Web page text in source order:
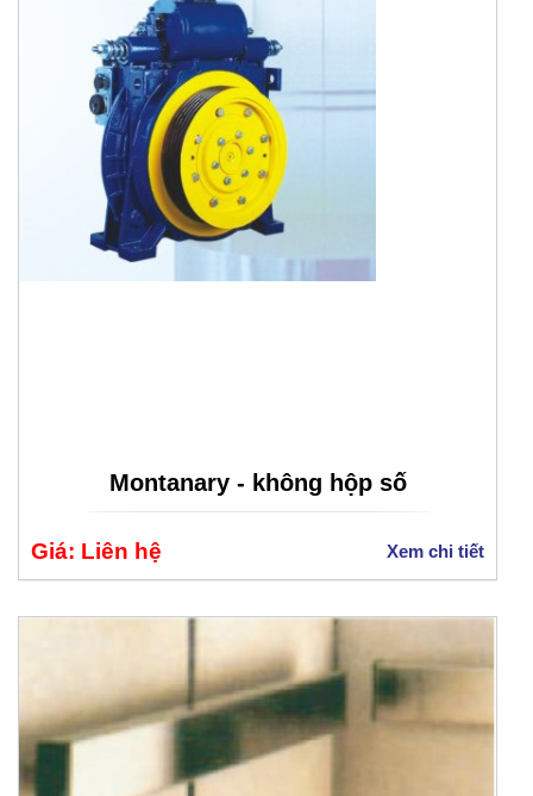
Montanary - không hộp số
Giá: Liên hệ Xem chi tiết